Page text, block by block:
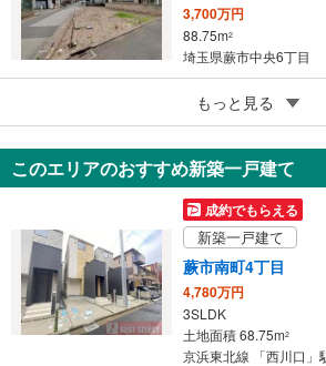
3,700万円
88.75m2
埼玉県蕨市中央6丁目
蕨市中央6丁目
3,680万円
153m2（実測）
埼玉県蕨市中央6丁目
もっと見る
このエリアのおすすめ新築一戸建て
成約でもらえる
新築一戸建て
蕨市南町4丁目
4,780万円
3SLDK
土地面積 68.75m2
京浜東北線 「西川口」